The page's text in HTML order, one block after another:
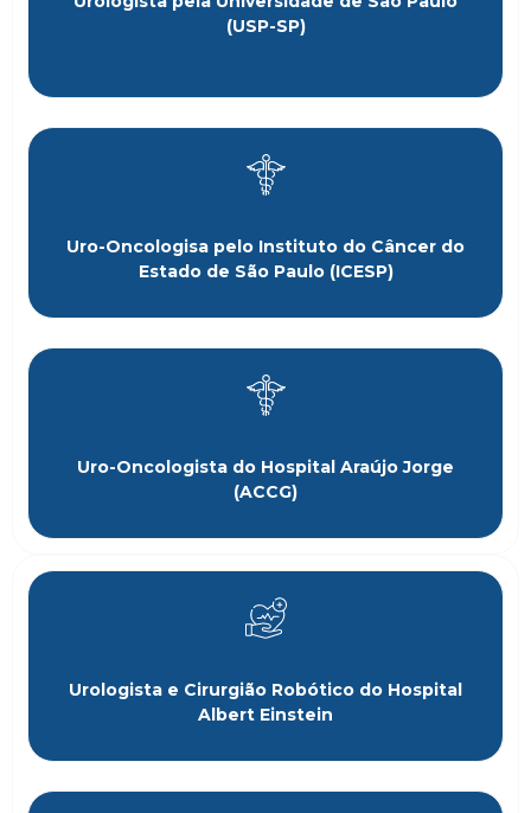
(USP-SP)
Uro-Oncologisa pelo Instituto do Câncer do
Estado de São Paulo (ICESP)
Uro-Oncologista do Hospital Araújo Jorge
(ACCG)
Urologista e Cirurgião Robótico do Hospital
Albert Einstein